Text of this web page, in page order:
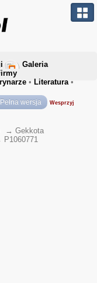
Galeria
• Literatura•
Pełna wersja Wesprzyj
→ Gekkota
P1060771